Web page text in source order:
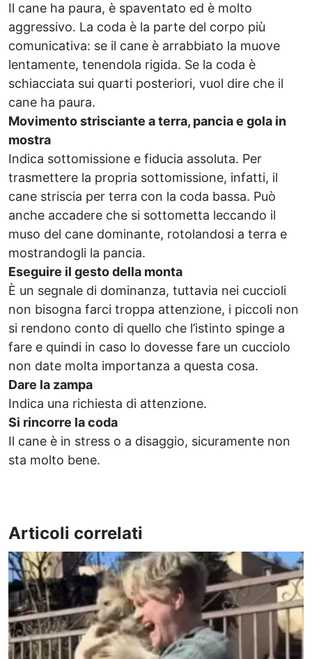
Il cane ha paura, è spaventato ed è molto
aggressivo. La coda è la parte del corpo più
comunicativa: se il cane è arrabbiato la muove
lentamente, tenendola rigida. Se la coda è
schiacciata sui quarti posteriori, vuol dire che il
cane ha paura.
Movimento strisciante a terra, pancia e gola in
mostra
Indica sottomissione e fiducia assoluta. Per
trasmettere la propria sottomissione, infatti, il
cane striscia per terra con la coda bassa. Può
anche accadere che si sottometta leccando il
muso del cane dominante, rotolandosi a terra e
mostrandogli la pancia.
Eseguire il gesto della monta
È un segnale di dominanza, tuttavia nei cuccioli
non bisogna farci troppa attenzione, i piccoli non
si rendono conto di quello che l’istinto spinge a
fare e quindi in caso lo dovesse fare un cucciolo
non date molta importanza a questa cosa.
Dare la zampa
Indica una richiesta di attenzione.
Si rincorre la coda
Il cane è in stress o a disaggio, sicuramente non
sta molto bene.
Articoli correlati